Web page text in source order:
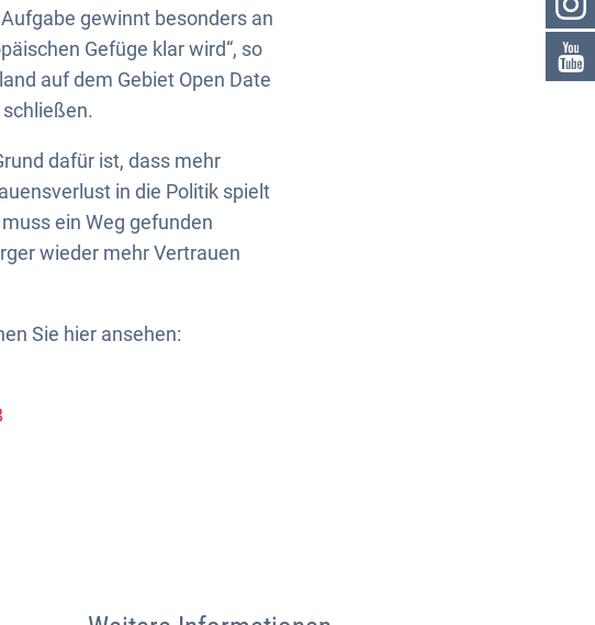
gewinnt besonders an
Gefüge klar wird“, so
auf dem Gebiet Open Date
dafür ist, dass mehr
in die Politik spielt
ein Weg gefunden
wieder mehr Vertrauen
Sie hier ansehen: